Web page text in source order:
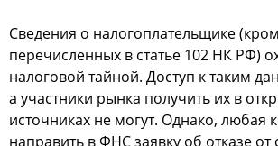
Сведения о налогоплательщике
перечисленных в статье 102 НК РФ)
налоговой тайной. Доступ к таким
а участники рынка получить их в
источниках не могут. Однако, любая
направить в ФНС заявку об отказе от